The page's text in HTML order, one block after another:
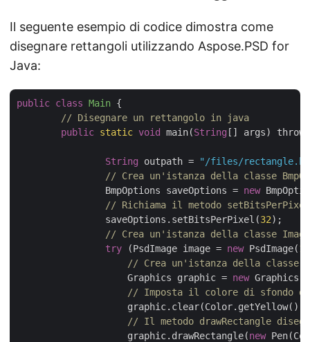
Il seguente esempio di codice dimostra come
disegnare rettangoli utilizzando Aspose.PSD for
Java:
public class Main {
// Disegnare un rettangolo in java
public static void main(String [] args)
String outpath =
"/files/
// Crea un'istanza della classe
		BmpOptions saveOptions =
new
// Richiama il metodo
		saveOptions.setBitsPerPixel(
32);
// Crea un'istanza della classe
try (PsdImage image = new PsdImage(
// Crea un'istanza della classe
		    Graphics graphic =
new
// Imposta il colore di sfondo
// Il metodo drawRectangle
		    graphic.drawRectangle(
new